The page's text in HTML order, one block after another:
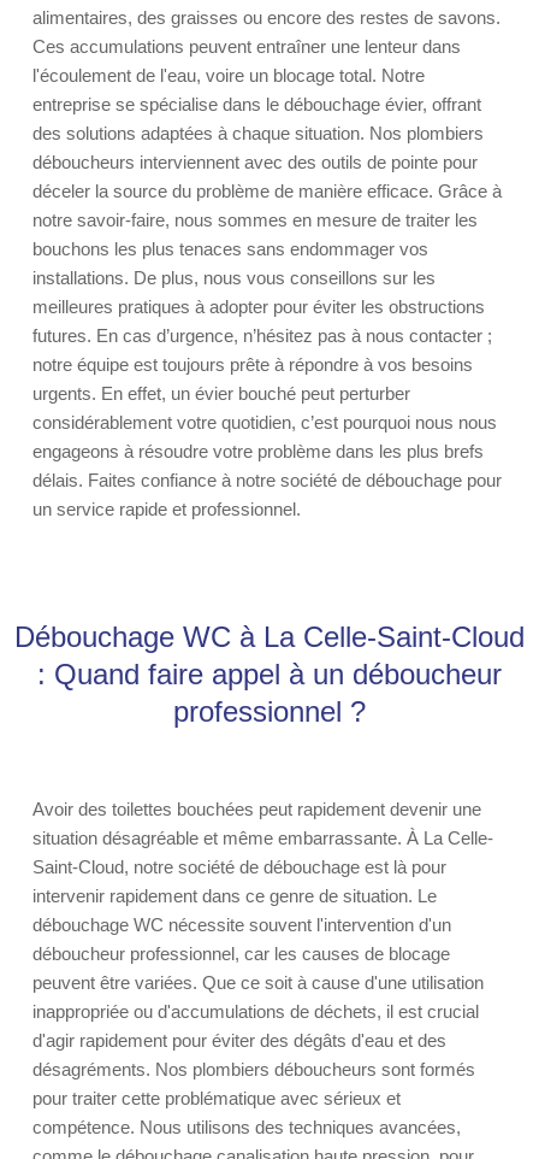
alimentaires, des graisses ou encore des restes de savons.
Ces accumulations peuvent entraîner une lenteur dans
l'écoulement de l'eau, voire un blocage total. Notre
entreprise se spécialise dans le débouchage évier, offrant
des solutions adaptées à chaque situation. Nos plombiers
déboucheurs interviennent avec des outils de pointe pour
déceler la source du problème de manière efficace. Grâce à
notre savoir-faire, nous sommes en mesure de traiter les
bouchons les plus tenaces sans endommager vos
installations. De plus, nous vous conseillons sur les
meilleures pratiques à adopter pour éviter les obstructions
futures. En cas d’urgence, n’hésitez pas à nous contacter ;
notre équipe est toujours prête à répondre à vos besoins
urgents. En effet, un évier bouché peut perturber
considérablement votre quotidien, c’est pourquoi nous nous
engageons à résoudre votre problème dans les plus brefs
délais. Faites confiance à notre société de débouchage pour
un service rapide et professionnel.
Débouchage WC à La Celle-Saint-Cloud
: Quand faire appel à un déboucheur
professionnel ?
Avoir des toilettes bouchées peut rapidement devenir une
situation désagréable et même embarrassante. À La Celle-
Saint-Cloud, notre société de débouchage est là pour
intervenir rapidement dans ce genre de situation. Le
débouchage WC nécessite souvent l'intervention d'un
déboucheur professionnel, car les causes de blocage
peuvent être variées. Que ce soit à cause d'une utilisation
inappropriée ou d'accumulations de déchets, il est crucial
d'agir rapidement pour éviter des dégâts d'eau et des
désagréments. Nos plombiers déboucheurs sont formés
pour traiter cette problématique avec sérieux et
compétence. Nous utilisons des techniques avancées,